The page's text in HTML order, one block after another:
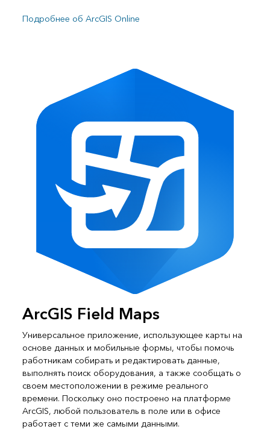
Подробнее об ArcGIS Online
ArcGIS Field Maps
Универсальное приложение, использующее карты на
основе данных и мобильные формы, чтобы помочь
работникам собирать и редактировать данные,
выполнять поиск оборудования, а также сообщать о
своем местоположении в режиме реального
времени. Поскольку оно построено на платформе
ArcGIS, любой пользователь в поле или в офисе
работает с теми же самыми данными.